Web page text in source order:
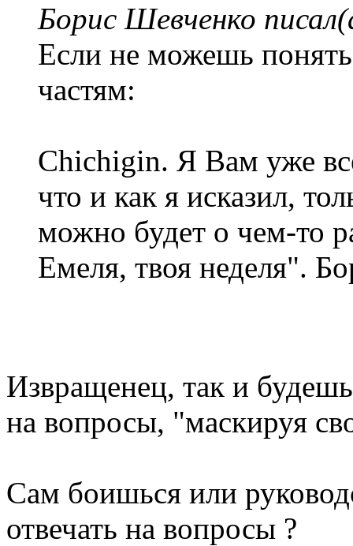
Борис Шевченко
Если не можешь
частям:
Chichigin. Я Вам уже
что и как я исказил,
можно будет о чем-то
Емеля, твоя неделя".
Извращенец, так и будешь
на вопросы, "маскируя
Сам боишься или
отвечать на вопросы ?